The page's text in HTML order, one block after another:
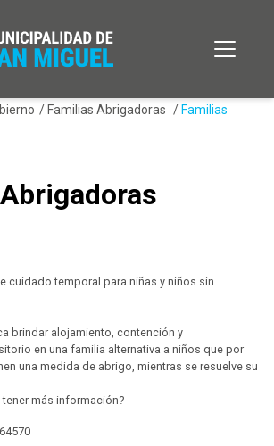
/ Familias Abrigadoras / Familias
cuidado temporal para niñas y niños sin
brindar alojamiento, contención y
en una familia alternativa a niños que por
una medida de abrigo, mientras se resuelve su
tener más información?